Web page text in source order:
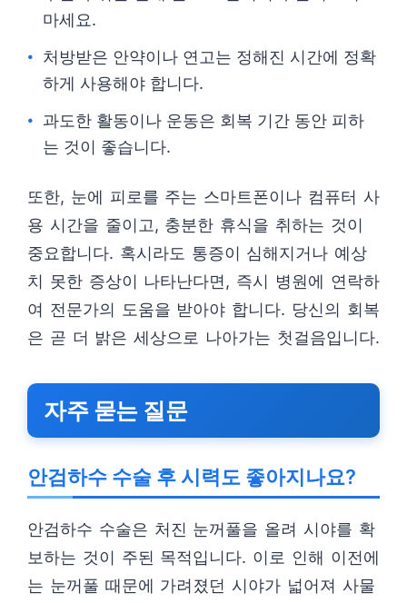
마세요.
처방받은 안약이나 연고는 정해진 시간에 정확
하게 사용해야 합니다.
과도한 활동이나 운동은 회복 기간 동안 피하
는 것이 좋습니다.
또한, 눈에 피로를 주는 스마트폰이나 컴퓨터 사
용 시간을 줄이고, 충분한 휴식을 취하는 것이
중요합니다. 혹시라도 통증이 심해지거나 예상
치 못한 증상이 나타난다면, 즉시 병원에 연락하
여 전문가의 도움을 받아야 합니다. 당신의 회복
은 곧 더 밝은 세상으로 나아가는 첫걸음입니다.
자주 묻는 질문
안검하수 수술 후 시력도 좋아지나요?
안검하수 수술은 처진 눈꺼풀을 올려 시야를 확
보하는 것이 주된 목적입니다. 이로 인해 이전에
는 눈꺼풀 때문에 가려졌던 시야가 넓어져 사물